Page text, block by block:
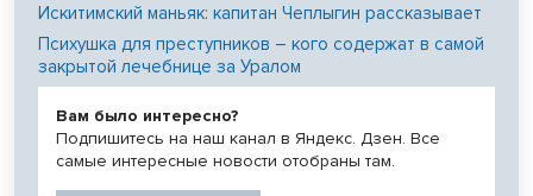
Искитимский маньяк: капитан Чеплыгин рассказывает
Психушка для преступников – кого содержат в самой
закрытой лечебнице за Уралом
Вам было интересно?
Подпишитесь на наш канал в Яндекс. Дзен. Все
самые интересные новости отобраны там.